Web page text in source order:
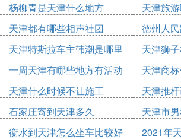
树木时要注意做好排水防涝的工作
还要给树木做好御寒的准备。
⑵ 天津适合种什么农作物 天
么农作物
天津适合种植的农作物主要有棉花
萄、甜瓜、核桃、白菜、西红柿以及
水稻等。
杨柳青是天津什么地方
天津旅
天津都有哪些相声社团
德州人
方
天津特斯拉车主韩潮是哪里
天津狮
一周天津有哪些地方有活动
天津商
天津什么时候不让施工
天津推
多少钱
石家庄寄到天津多久
天津市
衡水到天津怎么坐车比较好
2021年